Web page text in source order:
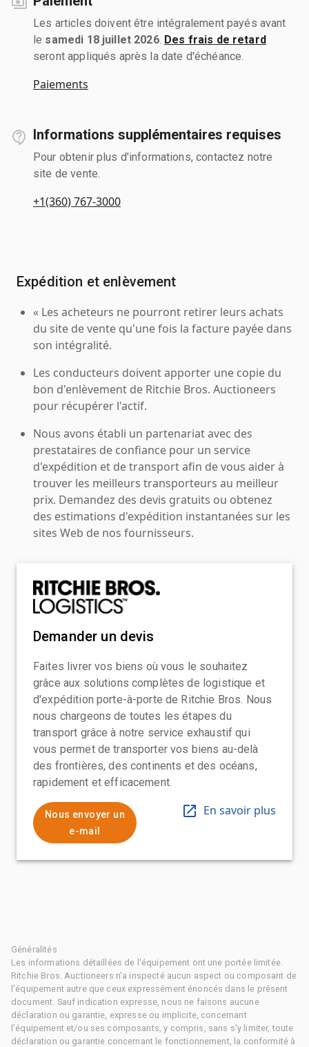
Les articles doivent être intégralement payés avant
le samedi 18 juillet 2026. Des frais de retard
seront appliqués après la date d'échéance.
Paiements
Informations supplémentaires requises
Pour obtenir plus d'informations, contactez notre
site de vente.
+1(360) 767-3000
Expédition et enlèvement
« Les acheteurs ne pourront retirer leurs achats
du site de vente qu'une fois la facture payée dans
son intégralité.
Les conducteurs doivent apporter une copie du
bon d'enlèvement de Ritchie Bros. Auctioneers
pour récupérer l'actif.
Nous avons établi un partenariat avec des
prestataires de confiance pour un service
d'expédition et de transport afin de vous aider à
trouver les meilleurs transporteurs au meilleur
prix. Demandez des devis gratuits ou obtenez
des estimations d'expédition instantanées sur les
sites Web de nos fournisseurs.
Demander un devis
Faites livrer vos biens où vous le souhaitez
grâce aux solutions complètes de logistique et
d'expédition porte-à-porte de Ritchie Bros. Nous
nous chargeons de toutes les étapes du
transport grâce à notre service exhaustif qui
vous permet de transporter vos biens au-delà
des frontières, des continents et des océans,
rapidement et efficacement.
Nous envoyer un
e-mail
En savoir plus
Généralités
Les informations détaillées de l'équipement ont une portée limitée.
Ritchie Bros. Auctioneers n'a inspecté aucun aspect ou composant de
l'équipement autre que ceux expressément énoncés dans le présent
document. Sauf indication expresse, nous ne faisons aucune
déclaration ou garantie, expresse ou implicite, concernant
l'équipement et/ou ses composants, y compris, sans s'y limiter, toute
déclaration ou garantie concernant le fonctionnement, la conformité à